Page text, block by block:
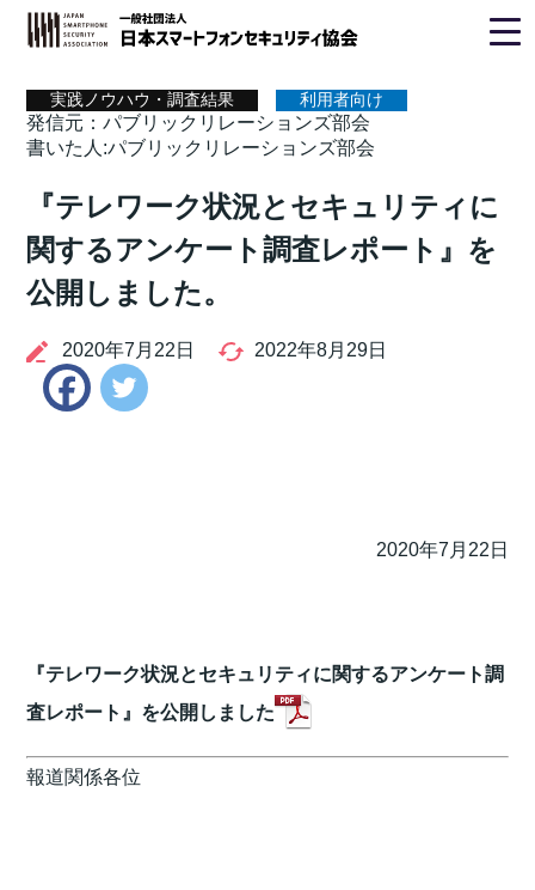
ホーム> 実践ノウハウ・調査結果
部会
実践ノウハウ・調査結果 利用者向け
発信元：パブリックリレーションズ部会
書いた人:パブリックリレーションズ部会
『テレワーク状況とセキュリティに
関するアンケート調査レポート』を
公開しました。
2020年7月22日 2022年8月29日
Facebook
2020年7月22日
『テレワーク状況とセキュリティに関するアンケート調
査レポート』を公開しました
報道関係各位